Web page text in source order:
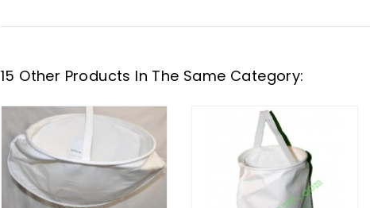
15 Other Products In The Same Category: